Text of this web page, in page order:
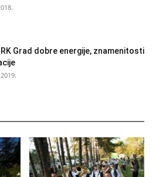
Grad dobre energije, znamenitosti